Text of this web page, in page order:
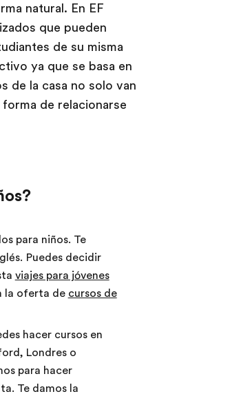
natural. En EF
que pueden
de su misma
ya que se basa en
de la casa no solo van
de relacionarse
para niños. Te
Puedes decidir
viajes para jóvenes
la oferta de cursos de
hacer cursos en
Londres o
para hacer
Te damos la